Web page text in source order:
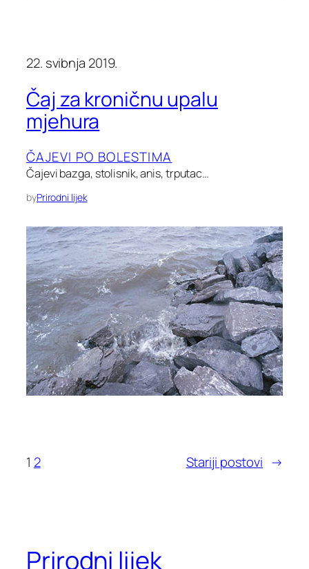
22. svibnja 2019.
Čaj za kroničnu upalu
mjehura
ČAJEVI PO BOLESTIMA
Čajevi bazga, stolisnik, anis, trputac…
byPrirodni lijek
1 2 Stariji postovi →
Prirodni lijek